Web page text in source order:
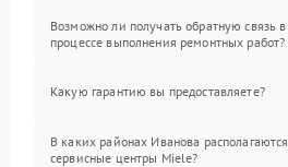
Возможно ли получать обратную связь в
процессе выполнения ремонтных работ?
Какую гарантию вы предоставляете?
В каких районах Иванова располагаются
сервисные центры Miele?